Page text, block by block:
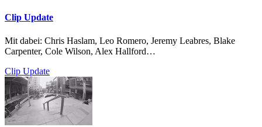
Clip Update
Mit dabei: Chris Haslam, Leo Romero, Jeremy Leabres, Blake
Carpenter, Cole Wilson, Alex Hallford…
Clip Update